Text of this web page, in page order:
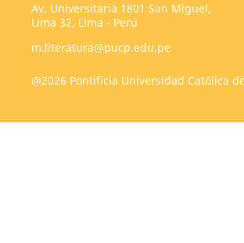
Av. Universitaria 1801 San Miguel,
Lima 32, Lima - Perú
m.literatura@pucp.edu.pe
@2026 Pontificia Universidad Católica